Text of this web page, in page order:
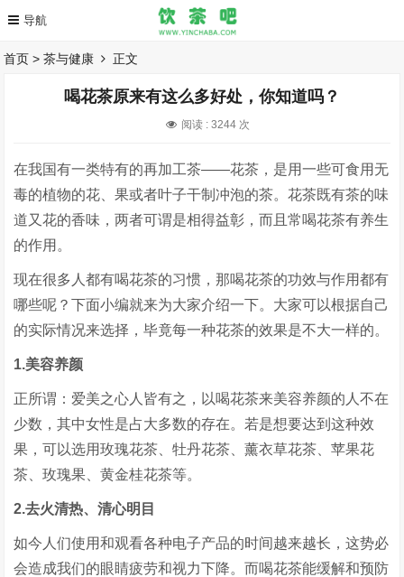
首页 >茶与健康 正文
喝花茶原来有这么多好处，你知道吗？
阅读 :3244 次
在我国有一类特有的再加工茶——花茶，是用一些可食用无
毒的植物的花、果或者叶子干制冲泡的茶。花茶既有茶的味
道又花的香味，两者可谓是相得益彰，而且常喝花茶有养生
的作用。
现在很多人都有喝花茶的习惯，那喝花茶的功效与作用都有
哪些呢？下面小编就来为大家介绍一下。大家可以根据自己
的实际情况来选择，毕竟每一种花茶的效果是不大一样的。
1.美容养颜
正所谓：爱美之心人皆有之，以喝花茶来美容养颜的人不在
少数，其中女性是占大多数的存在。若是想要达到这种效
果，可以选用玫瑰花茶、牡丹花茶、薰衣草花茶、苹果花
茶、玫瑰果、黄金桂花茶等。
2.去火清热、清心明目
如今人们使用和观看各种电子产品的时间越来越长，这势必
会造成我们的眼睛疲劳和视力下降。而喝花茶能缓解和预防